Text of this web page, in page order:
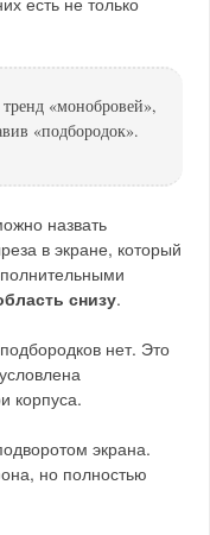
«монобровей»,
«подбородок».
назвать
в экране, который
снизу.
нет. Это
корпуса.
экрана.
но полностью